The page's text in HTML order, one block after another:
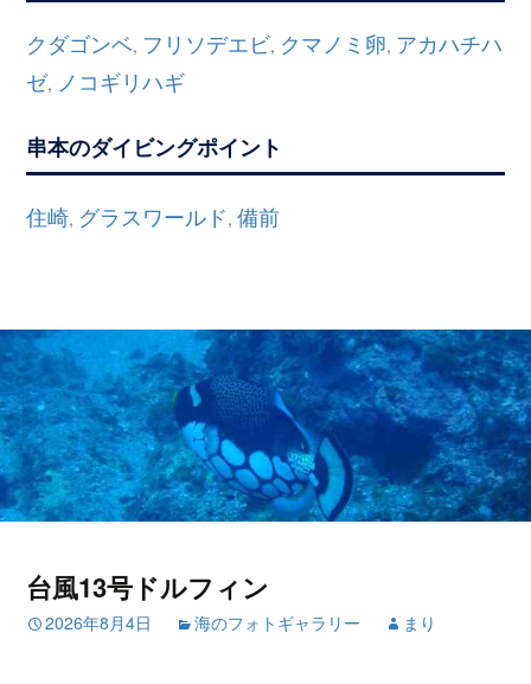
クダゴンベ, フリソデエビ, クマノミ卵, アカハチハ
ゼ, ノコギリハギ
串本のダイビングポイント
住崎, グラスワールド,備前
台風13号ドルフィン
2026年8月4日 海のフォトギャラリー まり